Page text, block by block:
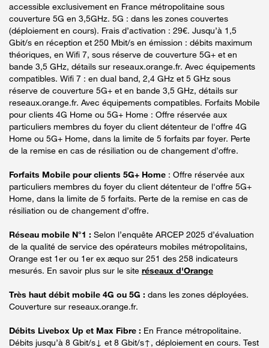
accessible exclusivement en France métropolitaine sous
couverture 5G en 3,5GHz. 5G : dans les zones couvertes
(déploiement en cours). Frais d’activation : 29€. Jusqu’à 1,5
Gbit/s en réception et 250 Mbit/s en émission : débits maximum
théoriques, en Wifi 7, sous réserve de couverture 5G+ et en
bande 3,5 GHz, détails sur reseaux.orange.fr. Avec équipements
compatibles. Wifi 7 : en dual band, 2,4 GHz et 5 GHz sous
réserve de couverture 5G+ et en bande 3,5 GHz, détails sur
reseaux.orange.fr. Avec équipements compatibles. Forfaits Mobile
pour clients 4G Home ou 5G+ Home : Offre réservée aux
particuliers membres du foyer du client détenteur de l'offre 4G
Home ou 5G+ Home, dans la limite de 5 forfaits par foyer. Perte
de la remise en cas de résiliation ou de changement d’offre.
Forfaits Mobile pour clients 5G+ Home : Offre réservée aux
particuliers membres du foyer du client détenteur de l'offre 5G+
Home, dans la limite de 5 forfaits. Perte de la remise en cas de
résiliation ou de changement d’offre.
Réseau mobile N°1 : Selon l’enquête ARCEP 2025 d’évaluation
de la qualité de service des opérateurs mobiles métropolitains,
Orange est 1er ou 1er ex æquo sur 251 des 258 indicateurs
mesurés. En savoir plus sur le site réseaux d'Orange
Très haut débit mobile 4G ou 5G : dans les zones déployées.
Couverture sur reseaux.orange.fr.
Débits Livebox Up et Max Fibre : En France métropolitaine.
Débits jusqu’à 8 Gbit/s↓ et 8 Gbit/s↑, déploiement en cours. Test